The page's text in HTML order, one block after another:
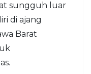
sungguh luar
di ajang
Barat